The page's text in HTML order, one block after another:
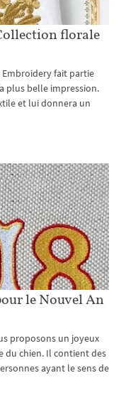
florale
Embroidery fait partie
plus belle impression.
et lui donnera un
le Nouvel An
proposons un joyeux
du chien. Il contient des
ayant le sens de